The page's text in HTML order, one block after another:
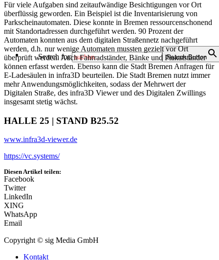
Search for: Search Button
Für viele Aufgaben sind zeitaufwändige Besichtigungen vor Ort
überflüssig geworden. Ein Beispiel ist die Inventarisierung von
Parkscheinautomaten. Diese konnte in Bremen ressourcenschonend
mit Standortadressen durchgeführt werden. 90 Prozent der
Automaten konnten aus dem digitalen Straßennetz nachgeführt
werden, d.h. nur wenige Automaten mussten gezielt vor Ort
überprüft werden. Auch Fahrradständer, Bänke und Plakatständer
können erfasst werden. Ebenso kann die Stadt Bremen Anfragen für
E-Ladesäulen in infra3D beurteilen. Die Stadt Bremen nutzt immer
mehr Anwendungsmöglichkeiten, sodass der Mehrwert der
Digitalen Straße, des infra3D Viewer und des Digitalen Zwillings
insgesamt stetig wächst.
HALLE 25 | STAND B25.52
www.infra3d-viewer.de
https://vc.systems/
Diesen Artikel teilen:
Facebook
Twitter
LinkedIn
XING
WhatsApp
Email
Copyright © sig Media GmbH
Kontakt